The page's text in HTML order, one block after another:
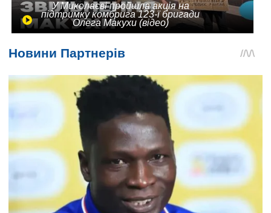
У Миколаєві пройшла акція на
підтримку комбрига 123-ї бригади
Олега Макухи (відео)